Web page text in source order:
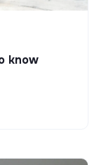
know